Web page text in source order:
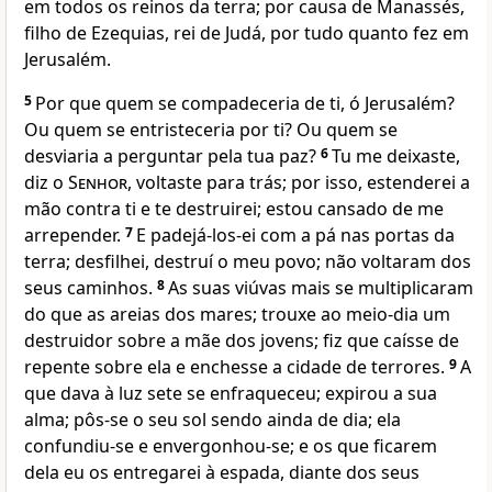
em todos os reinos da terra; por causa de Manassés,
filho de Ezequias, rei de Judá, por tudo quanto fez em
Jerusalém.
5 Por que quem se compadeceria de ti, ó Jerusalém?
Ou quem se entristeceria por ti? Ou quem se
desviaria a perguntar pela tua paz? 6Tu me deixaste,
diz o Senhor, voltaste para trás; por isso, estenderei a
mão contra ti e te destruirei; estou cansado de me
arrepender. 7 E padejá-los-ei com a pá nas portas da
terra; desfilhei, destruí o meu povo; não voltaram dos
seus caminhos. 8As suas viúvas mais se multiplicaram
do que as areias dos mares; trouxe ao meio-dia um
destruidor sobre a mãe dos jovens; fiz que caísse de
repente sobre ela e enchesse a cidade de terrores. 9A
que dava à luz sete se enfraqueceu; expirou a sua
alma; pôs-se o seu sol sendo ainda de dia; ela
confundiu-se e envergonhou-se; e os que ficarem
dela eu os entregarei à espada, diante dos seus